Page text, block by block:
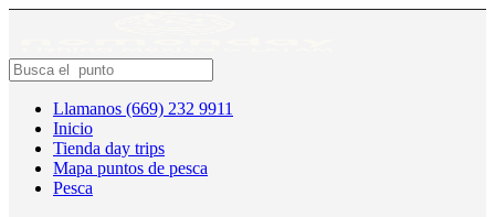
Llamanos (669) 232 9911
Inicio
Tienda day trips
Mapa puntos de pesca
Pesca